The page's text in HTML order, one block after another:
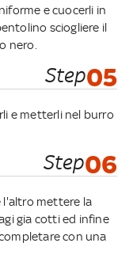
e cuocerli in
sciogliere il
nero.
Step05
e metterli nel burro
Step06
l'altro mettere la
gia cotti ed infine
con una